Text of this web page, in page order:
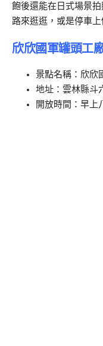
飽後還能在日式場景
路來逛逛，或是停車
欣欣國軍罐頭工
景點名稱：欣欣
地址：雲林縣斗
開放時間：早上